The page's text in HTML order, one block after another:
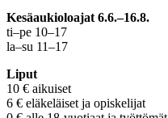
Kesäaukioloajat 6.6.–16.8.
ti–pe 10–17
la–su 11–17
Liput
10 € aikuiset
6 € eläkeläiset ja opiskelijat